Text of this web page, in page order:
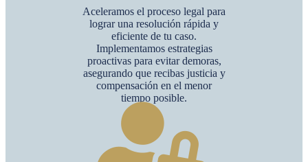
Aceleramos el proceso legal para
lograr una resolución rápida y
eficiente de tu caso.
Implementamos estrategias
proactivas para evitar demoras,
asegurando que recibas justicia y
compensación en el menor
tiempo posible.